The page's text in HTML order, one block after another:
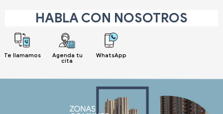
HABLA CON NOSOTROS
Te llamamos Agenda tu
cita
WhatsApp